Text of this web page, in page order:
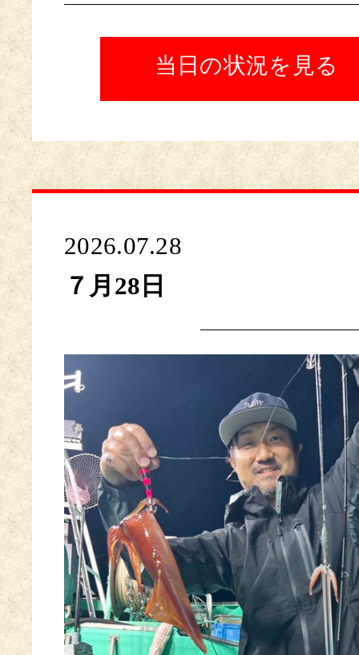
当日の状況を見る
2026.07.28
７月28日